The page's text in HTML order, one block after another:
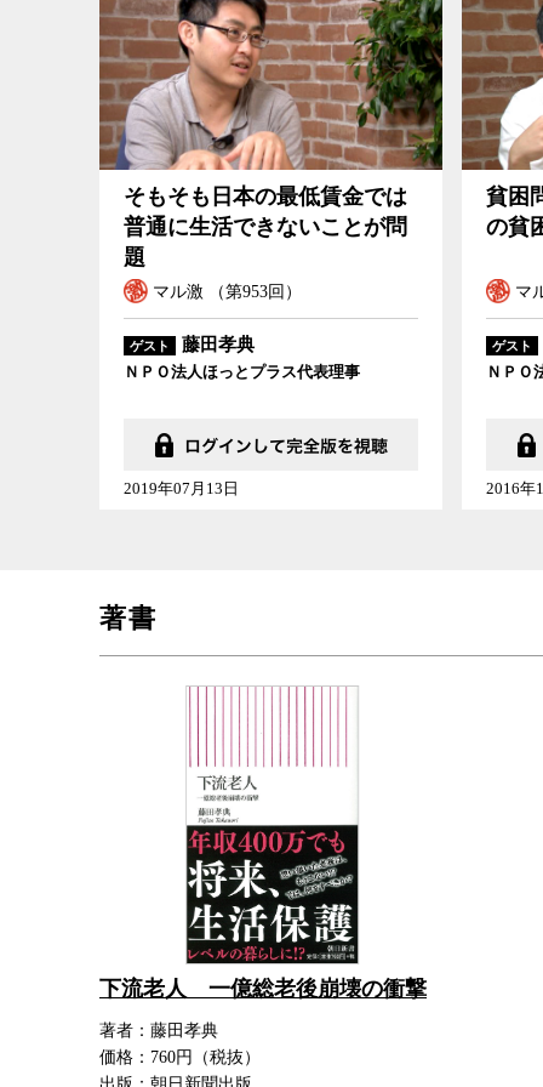
そもそも日本の最低賃金では
普通に生活できないことが問
題
マル激 （第953回）
ゲスト 藤田孝典
ＮＰＯ法人ほっとプラス代表理事
2019年07月13日
貧困
の貧
マ
ゲスト
ＮＰＯ
2016年
著書
下流老人 一億総老後崩壊の衝撃
著者：藤田孝典
価格：760円（税抜）